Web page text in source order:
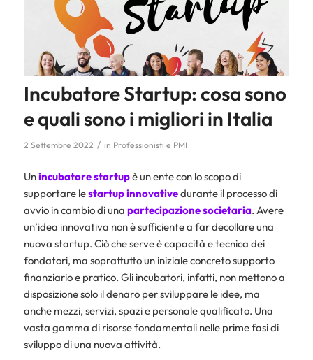
Incubatore Startup: cosa sono
e quali sono i migliori in Italia
2 Settembre 2022 / in Professionisti e PMI
Unincubatore startupè un ente con lo scopo di
supportare lestartup innovativedurante il processo di
avvio in cambio di una partecipazione societaria. Avere
un’idea innovativa non è sufficiente a far decollare una
nuova startup. Ciò che serve è capacità e tecnica dei
fondatori, ma soprattutto un iniziale concreto supporto
finanziario e pratico. Gli incubatori, infatti, non mettono a
disposizione solo il denaro per sviluppare le idee, ma
anche mezzi, servizi, spazi e personale qualificato. Una
vasta gamma di risorse fondamentali nelle prime fasi di
sviluppo di una nuova attività.